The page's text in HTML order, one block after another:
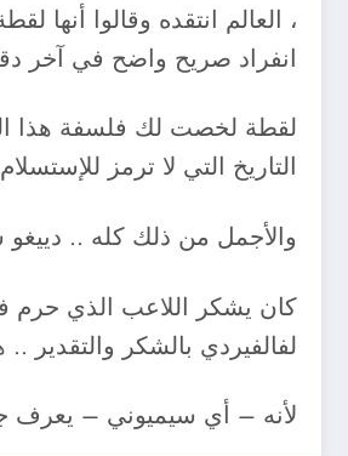
، العالم انتقده وقالوا
انفراد صريح واضح في آخر
لقطة لخصت لك فلسفة هذا
التاريخ التي لا ترمز
والأجمل من ذلك كله ..
كان يشكر اللاعب الذي حرم
لفالفيردي بالشكر والتقدير
لأنه – أي سيميوني – يعرف